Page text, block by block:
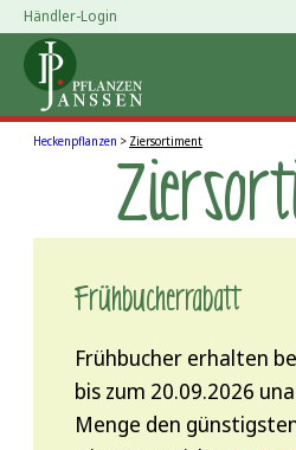
Händler-Login
Heckenpflanzen > Ziersortiment
Frühbucher­rabatt
Frühbucher erhalten
bis zum 20.09.2026
Menge den